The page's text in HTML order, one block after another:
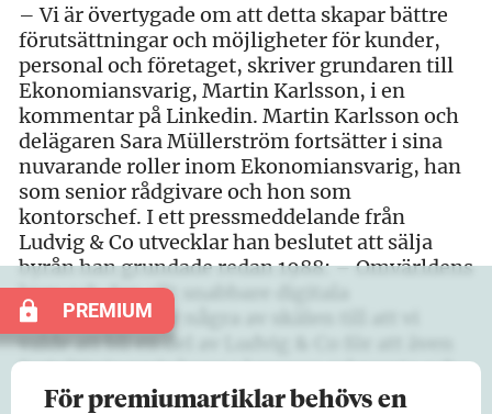
– Vi är övertygade om att detta skapar bättre
förutsättningar och möjligheter för kunder,
personal och företaget, skriver grundaren till
Ekonomiansvarig, Martin Karlsson, i en
kommentar på Linkedin. Martin Karlsson och
delägaren Sara Müllerström fortsätter i sina
nuvarande roller inom Ekonomiansvarig, han
som senior rådgivare och hon som
kontorschef. I ett pressmeddelande från
Ludvig & Co utvecklar han beslutet att sälja
byrån han grundade redan 1988: – Omvärldens
krav och den allt snabbare digitala
utvecklingen var några av skälen till att vi
valde att bli en del av Ludvig & Co för att även
fortsättningsvis kunna leverera relevanta och
efterfrågade…
PREMIUM
För premiumartiklar behövs en